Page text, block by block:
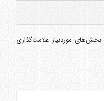
بخش‌های موردنیاز علامت‌گذاری